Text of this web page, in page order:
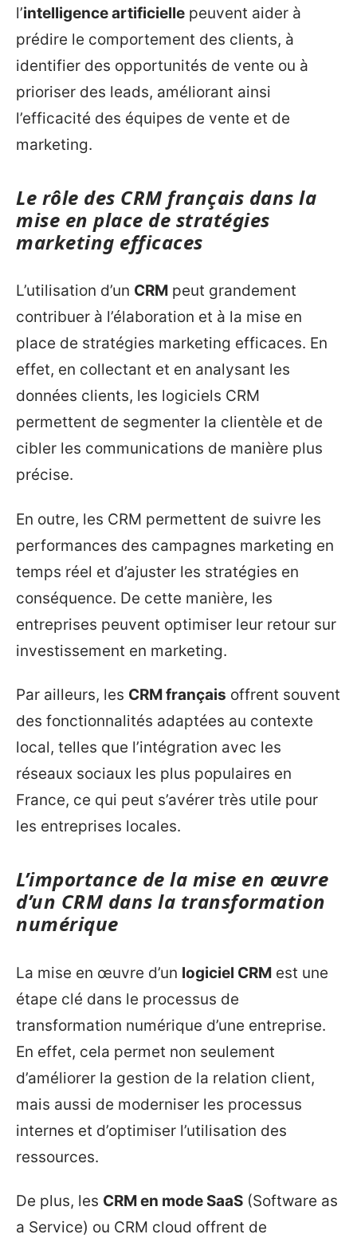
l’intelligence artificielle peuvent aider à
prédire le comportement des clients, à
identifier des opportunités de vente ou à
prioriser des leads, améliorant ainsi
l’efficacité des équipes de vente et de
marketing.
Le rôle des CRM français dans la
mise en place de stratégies
marketing efficaces
L’utilisation d’un CRM peut grandement
contribuer à l’élaboration et à la mise en
place de stratégies marketing efficaces. En
effet, en collectant et en analysant les
données clients, les logiciels CRM
permettent de segmenter la clientèle et de
cibler les communications de manière plus
précise.
En outre, les CRM permettent de suivre les
performances des campagnes marketing en
temps réel et d’ajuster les stratégies en
conséquence. De cette manière, les
entreprises peuvent optimiser leur retour sur
investissement en marketing.
Par ailleurs, les CRM français offrent souvent
des fonctionnalités adaptées au contexte
local, telles que l’intégration avec les
réseaux sociaux les plus populaires en
France, ce qui peut s’avérer très utile pour
les entreprises locales.
L’importance de la mise en œuvre
d’un CRM dans la transformation
numérique
La mise en œuvre d’un logiciel CRM est une
étape clé dans le processus de
transformation numérique d’une entreprise.
En effet, cela permet non seulement
d’améliorer la gestion de la relation client,
mais aussi de moderniser les processus
internes et d’optimiser l’utilisation des
ressources.
De plus, les CRM en mode SaaS (Software as
a Service) ou CRM cloud offrent de